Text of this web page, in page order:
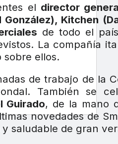
el director
González), Kitchen
de todo el
La compañía
sobre ellos.
de trabajo de la
También se
Guirado, de la mano
novedades de
y saludable de gran